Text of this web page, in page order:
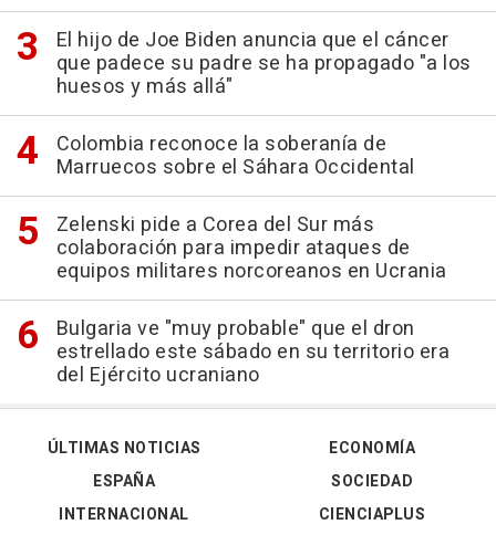
El hijo de Joe Biden anuncia que el cáncer
que padece su padre se ha propagado "a los
huesos y más allá"
Colombia reconoce la soberanía de
Marruecos sobre el Sáhara Occidental
Zelenski pide a Corea del Sur más
colaboración para impedir ataques de
equipos militares norcoreanos en Ucrania
Bulgaria ve "muy probable" que el dron
estrellado este sábado en su territorio era
del Ejército ucraniano
ÚLTIMAS NOTICIAS
ESPAÑA
INTERNACIONAL
ECONOMÍA
SOCIEDAD
CIENCIAPLUS